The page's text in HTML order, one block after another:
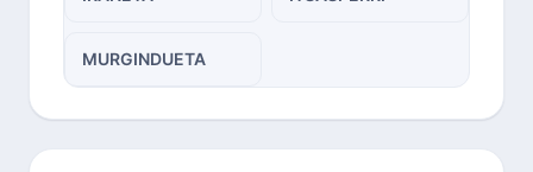
MURGINDUETA